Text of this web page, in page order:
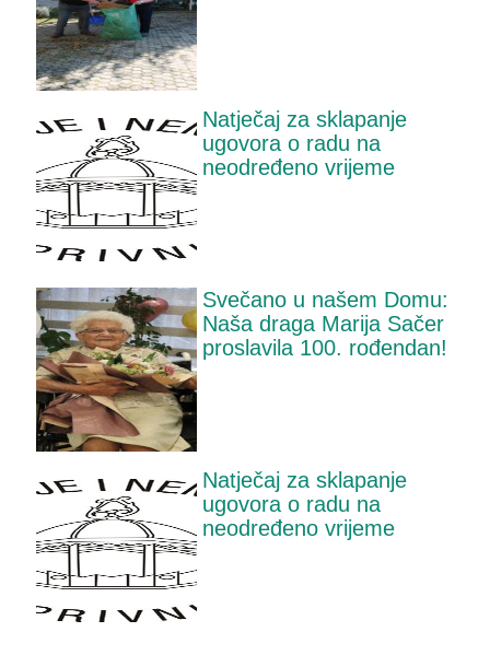
Natječaj za sklapanje
ugovora o radu na
neodređeno vrijeme
Svečano u našem Domu:
Naša draga Marija Sačer
proslavila 100. rođendan!
Natječaj za sklapanje
ugovora o radu na
neodređeno vrijeme